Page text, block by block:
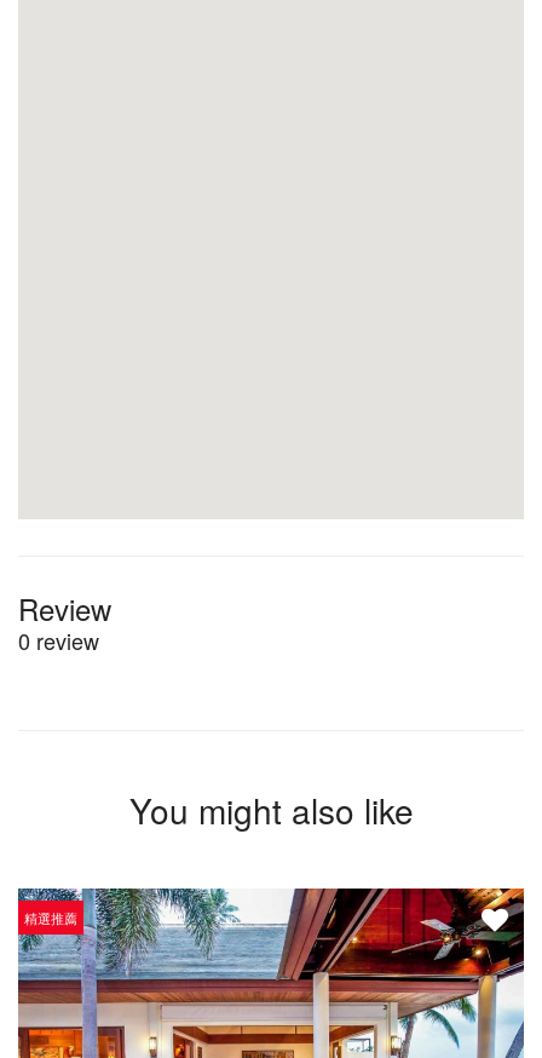
Review
0 review
You might also like
精選推薦